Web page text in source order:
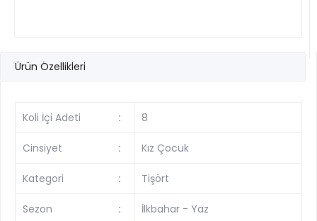
Ürün Özellikleri
Koli İçi Adeti : 8
Cinsiyet : Kız Çocuk
Kategori : Tişört
Sezon : İlkbahar - Yaz